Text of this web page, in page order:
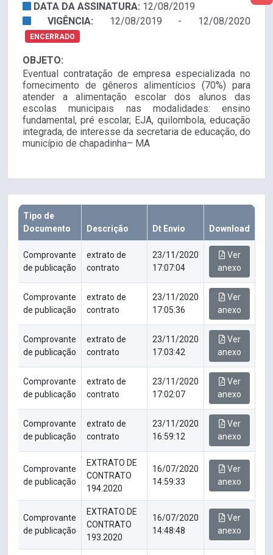
DATA DA ASSINATURA: 12/08/2019
VIGÊNCIA: 12/08/2019 - 12/08/2020
ENCERRADO
OBJETO:
Eventual contratação de empresa especializada no
fornecimento de gêneros alimentícios (70%) para
atender a alimentação escolar dos alunos das
escolas municipais nas modalidades: ensino
fundamental, pré escolar, EJA, quilombola, educação
integrada, de interesse da secretaria de educação, do
município de chapadinha– MA
Tipo de
Documento
Descrição Dt Envio Download
Comprovante
de publicação
extrato de
contrato
23/11/2020
17:07:04
Ver
anexo
Comprovante
de publicação
extrato de
contrato
23/11/2020
17:05:36
Ver
anexo
Comprovante
de publicação
extrato de
contrato
23/11/2020
17:03:42
Ver
anexo
Comprovante
de publicação
extrato de
contrato
23/11/2020
17:02:07
Ver
anexo
Comprovante
de publicação
extrato de
contrato
23/11/2020
16:59:12
Ver
anexo
Comprovante
de publicação
EXTRATO DE
CONTRATO
194.2020
16/07/2020
14:59:33
Ver
anexo
Comprovante
de publicação
EXTRATO DE
CONTRATO
193.2020
16/07/2020
14:48:48
Ver
anexo